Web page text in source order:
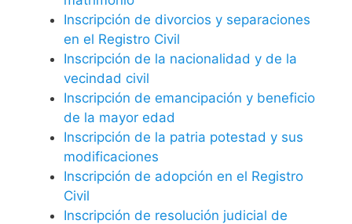
Inscripción de divorcios y separaciones
en el Registro Civil
Inscripción de la nacionalidad y de la
vecindad civil
Inscripción de emancipación y beneficio
de la mayor edad
Inscripción de la patria potestad y sus
modificaciones
Inscripción de adopción en el Registro
Civil
Inscripción de resolución judicial de